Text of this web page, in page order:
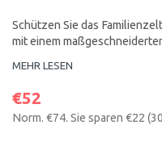
Schützen Sie das
mit einem
MEHR LESEN
€52
Norm. €74. Sie sparen €22 (30